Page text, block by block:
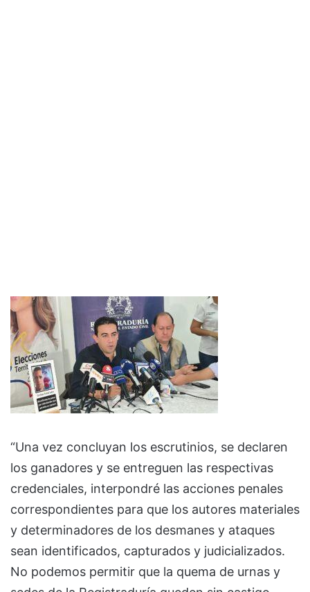
“Una vez concluyan los escrutinios, se declaren
los ganadores y se entreguen las respectivas
credenciales, interpondré las acciones penales
correspondientes para que los autores materiales
y determinadores de los desmanes y ataques
sean identificados, capturados y judicializados.
No podemos permitir que la quema de urnas y